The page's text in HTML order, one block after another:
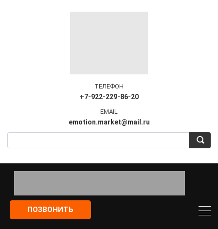
ТЕЛЕФОН
+7-922-229-86-20
EMAIL
emotion.market@mail.ru
ПОЗВОНИТЬ